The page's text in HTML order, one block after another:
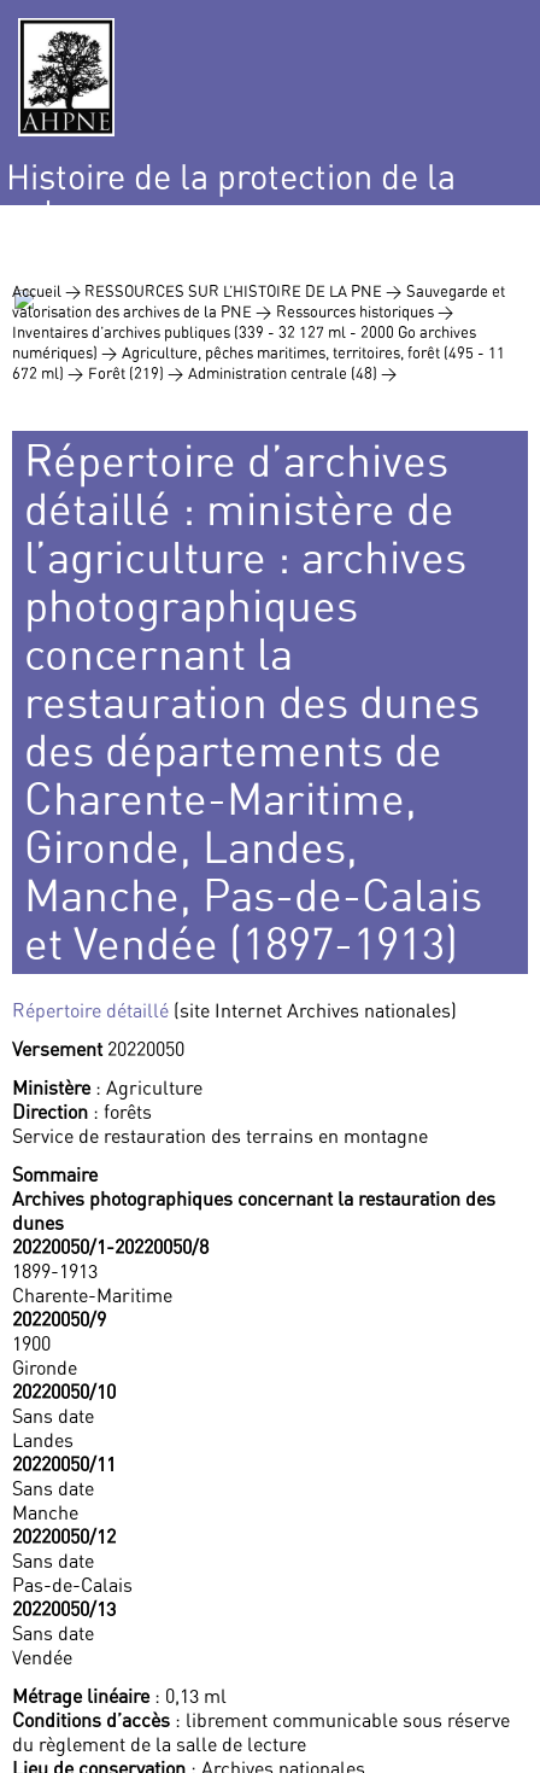
Histoire de la protection de la
nature
Accueil > RESSOURCES SUR L’HISTOIRE DE LA PNE > Sauvegarde et
valorisation des archives de la PNE > Ressources historiques >
Inventaires d’archives publiques (339 - 32 127 ml - 2000 Go archives
numériques) > Agriculture, pêches maritimes, territoires, forêt (495 - 11
672 ml) > Forêt (219) > Administration centrale (48) >
Répertoire d’archives
détaillé : ministère de
l’agriculture : archives
photographiques
concernant la
restauration des dunes
des départements de
Charente-Maritime,
Gironde, Landes,
Manche, Pas-de-Calais
et Vendée (1897-1913)
Répertoire détaillé (site Internet Archives nationales)
Versement 20220050
Ministère: Agriculture
Direction : forêts
Service de restauration des terrains en montagne
Sommaire
Archives photographiques concernant la restauration des
dunes
20220050/1-20220050/8
1899-1913
Charente-Maritime
20220050/9
1900
Gironde
20220050/10
Sans date
Landes
20220050/11
Sans date
Manche
20220050/12
Sans date
Pas-de-Calais
20220050/13
Sans date
Vendée
Métrage linéaire: 0,13 ml
Conditions d’accès : librement communicable sous réserve
du règlement de la salle de lecture